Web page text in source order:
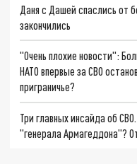
Даня с Дашей спаслись от
закончились
"Очень плохие новости":
НАТО впервые за СВО
приграничье?
Три главных инсайда об
"генерала Армагеддона"?